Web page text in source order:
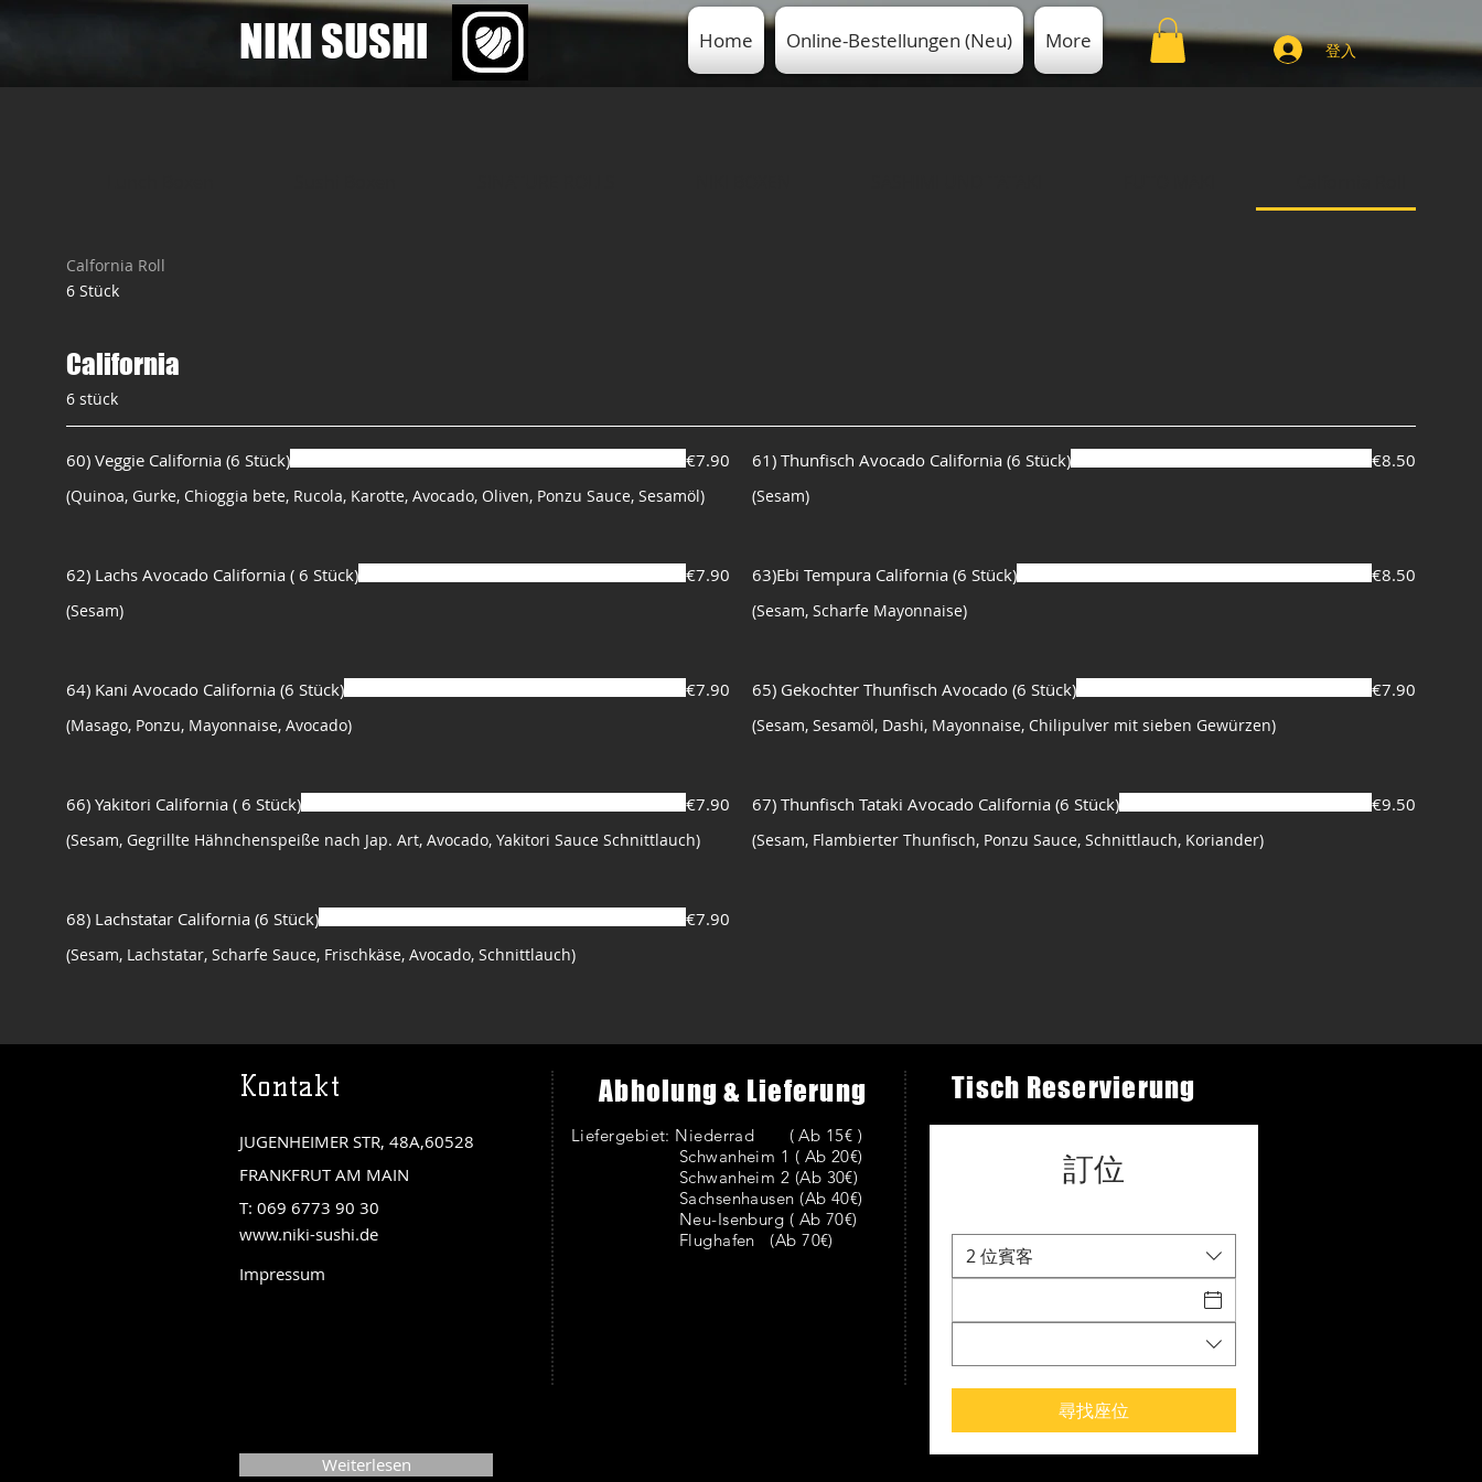
​NIKI SUSHI Home Online-Bestellungen (Neu) More 登入
Calfornia Roll
6 Stück
California
6 stück
60) Veggie California (6 Stück)
(Quinoa, Gurke, Chioggia bete, Rucola, Karotte, Avocado, Oliven, Ponzu Sauce, Sesamöl)
€7.90 61) Thunfisch Avocado California (6 Stück)
(Sesam)
€8.50
62) Lachs Avocado California ( 6 Stück)
(Sesam)
€7.90 63)Ebi Tempura California (6 Stück)
(Sesam, Scharfe Mayonnaise)
€8.50
64) Kani Avocado California (6 Stück)
(Masago, Ponzu, Mayonnaise, Avocado)
€7.90 65) Gekochter Thunfisch Avocado (6 Stück)
(Sesam, Sesamöl, Dashi, Mayonnaise, Chilipulver mit sieben Gewürzen)
€7.90
66) Yakitori California ( 6 Stück)
(Sesam, Gegrillte Hähnchenspeiße nach Jap. Art, Avocado, Yakitori Sauce Schnittlauch)
€7.90 67) Thunfisch Tataki Avocado California (6 Stück)
(Sesam, Flambierter Thunfisch, Ponzu Sauce, Schnittlauch, Koriander)
€9.50
68) Lachstatar California (6 Stück)
(Sesam, Lachstatar, Scharfe Sauce, Frischkäse, Avocado, Schnittlauch)
€7.90
Kontakt
JUGENHEIMER STR, 48A,60528
FRANKFRUT AM MAIN
T: 069 6773 90 30
www.niki-sushi.de
Impressum
Weiterlesen
Liefergebiet: Niederrad ( Ab 15€ )
Schwanheim 1 ( Ab 20€)
Schwanheim 2 (Ab 30€)
Sachsenhausen (Ab 40€)
Neu-Isenburg ( Ab 70€)
Flughafen (Ab 70€)
Abholung & Lieferung Tisch Reservierung
訂位
2 位賓客
尋找座位